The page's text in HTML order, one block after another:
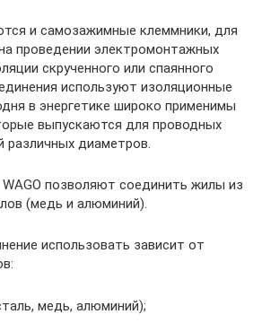
и самозажимные клеммники, для
проведении электромонтажных
скрученного или спаянного
используют изоляционные
в энергетике широко применимы
выпускаются для проводных
различных диаметров.
позволяют соединить жилы из
(медь и алюминий).
использовать зависит от
медь, алюминий);